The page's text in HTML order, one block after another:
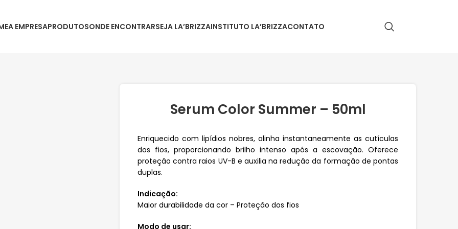
A EMPRESAPRODUTOSONDE ENCONTRARSEJA LA’BRIZZAINSTITUTO LA’BRIZZACONTATO
Serum Color Summer – 50ml
Enriquecido com lipídios nobres, alinha instantaneamente as cutículas
dos fios, proporcionando brilho intenso após a escovação. Oferece
proteção contra raios UV-B e auxilia na redução da formação de pontas
duplas.
Indicação:
Maior durabilidade da cor – Proteção dos fios
Modo de usar: